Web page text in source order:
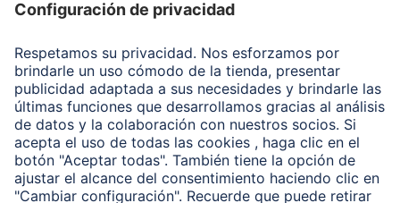
Clientes online
Conviértete en distribuidor
Compañía